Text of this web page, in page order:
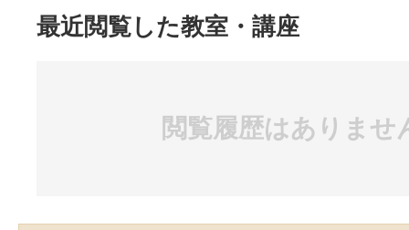
最近閲覧した教室・講座
閲覧履歴はありませ